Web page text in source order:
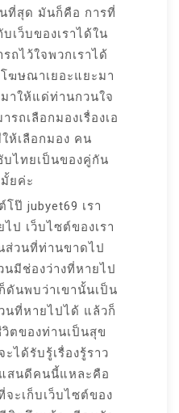
ที่สุด มันก็คือ การที่
เว็บของเราได้ใน
ถไว้ใจพวกเราได้
ฆษณาเยอะแยะมา
าให้แด่ท่านกวนใจ
ถเลือกมองเรื่องเอ
ห้เลือกมอง คน
บไทยเป็นของคู่กัน
ยค่ะ
ป๊ jubyet69 เรา
ป เว็บไซต์ของเรา
ส่วนที่ท่านขาดไป
นมีช่องว่างที่หายไป
นพบว่าเขานั้นเป็น
นที่หายไปได้ แล้วก็
ตของท่านเป็นสุข
ได้รับรู้เรื่องรู้ราว
สนดีคนนี้แหละคือ
ะเก็บเว็บไซต์ของ